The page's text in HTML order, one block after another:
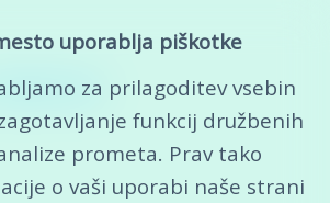
uporablja piškotke
za prilagoditev vsebin
funkcij družbenih
prometa. Prav tako
o vaši uporabi naše strani